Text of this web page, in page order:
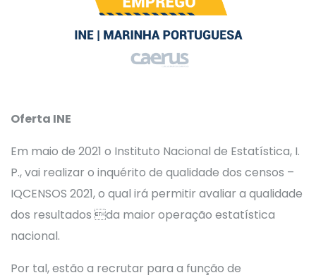
Oferta INE
Em maio de 2021 o Instituto Nacional de Estatística, I.
P., vai realizar o inquérito de qualidade dos censos –
IQCENSOS 2021, o qual irá permitir avaliar a qualidade
dos resultados da maior operação estatística
nacional.
Por tal, estão a recrutar para a função de